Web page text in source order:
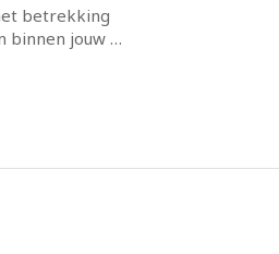
betrekking
binnen jouw